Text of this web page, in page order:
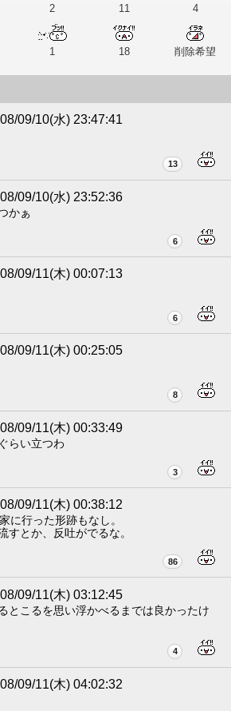
2 11 4
1 18 削除希望
09/10(水) 23:47:41
13
09/10(水) 23:52:36
かぁ
6
09/11(木) 00:07:13
6
09/11(木) 00:25:05
8
09/11(木) 00:33:49
らい立つわ
3
09/11(木) 00:38:12
に行った形跡もなし。
すとか、反吐がでるな。
86
09/11(木) 03:12:45
とこるを思い浮かべるまでは良かったけ
4
09/11(木) 04:02:32